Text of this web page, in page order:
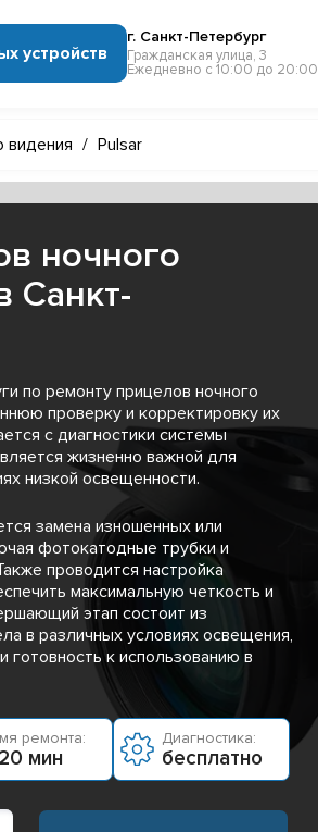
устройств
г. Санкт-Петербург
Гражданская улица, 3
Ежедневно с 10:00 до 20:00
видения / Pulsar
ночного
Санкт-
по ремонту прицелов ночного
проверку и корректировку их
с диагностики системы
жизненно важной для
низкой освещенности.
замена изношенных или
фотокатодные трубки и
проводится настройка
максимальную четкость и
этап состоит из
в различных условиях освещения,
готовность к использованию в
ремонта:
мин
Диагностика:
бесплатно